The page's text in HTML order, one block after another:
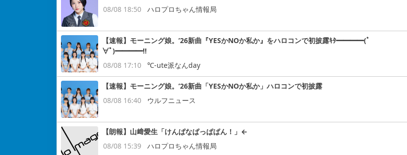
08/08 18:50
ハロプロちゃん情報局
【速報】モーニング娘。’26新曲『YESかNOか私か』をハロコンで初披露ｷﾀ━━━━(ﾟ
∀ﾟ)━━━━!!
08/08 17:10
℃-ute派なんday
【速報】モーニング娘。’26新曲「YESかNOか私か」ハロコンで初披露
08/08 16:40
ウルフニュース
【朗報】山﨑愛生「けんぱなぱっぱぱん！」←
08/08 15:39
ハロプロちゃん情報局